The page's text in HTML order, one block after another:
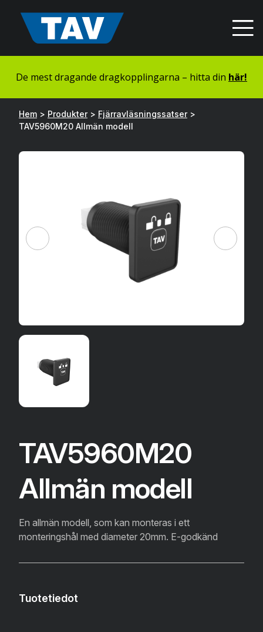
sisältöön
De mest dragande dragkopplingarna – hitta din här!
Hem > Produkter> Fjärravläsningssatser>
TAV5960M20 Allmän modell
TAV5960M20
Allmän modell
En allmän modell, som kan monteras i ett
monteringshål med diameter 20mm. E-godkänd
Tuotetiedot